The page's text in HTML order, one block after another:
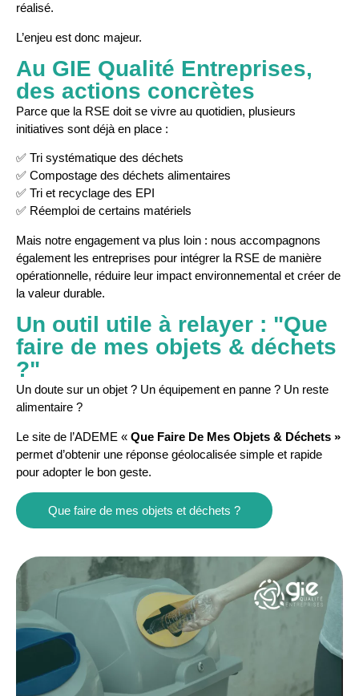
réalisé.
L’enjeu est donc majeur.
Au GIE Qualité Entreprises,
des actions concrètes
Parce que la RSE doit se vivre au quotidien, plusieurs
initiatives sont déjà en place :
✅ Tri systématique des déchets
✅ Compostage des déchets alimentaires
✅ Tri et recyclage des EPI
✅ Réemploi de certains matériels
Mais notre engagement va plus loin : nous accompagnons
également les entreprises pour intégrer la RSE de manière
opérationnelle, réduire leur impact environnemental et créer de
la valeur durable.
Un outil utile à relayer : "Que
faire de mes objets & déchets
?"
Un doute sur un objet ? Un équipement en panne ? Un reste
alimentaire ?
Le site de l’ADEME « Que Faire De Mes Objets & Déchets »
permet d’obtenir une réponse géolocalisée simple et rapide
pour adopter le bon geste.
Que faire de mes objets et déchets ?